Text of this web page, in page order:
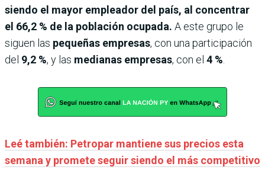
siendo el mayor empleador del país, al concentrar
el 66,2 % de la población ocupada. A este grupo le
siguen las pequeñas empresas, con una participación
del 9,2 %, y las medianas empresas, con el 4 %
Leé también: Petropar mantiene sus precios esta
semana y promete seguir siendo el más competitivo